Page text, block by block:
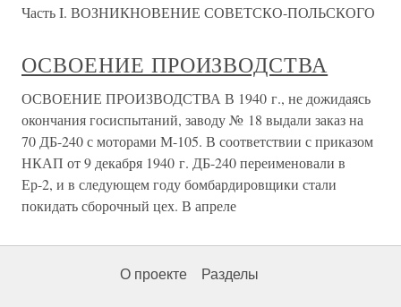
Часть I. ВОЗНИКНОВЕНИЕ СОВЕТСКО-ПОЛЬСКОГО
ОСВОЕНИЕ ПРОИЗВОДСТВА
ОСВОЕНИЕ ПРОИЗВОДСТВА В 1940 г., не дожидаясь
окончания госиспытаний, заводу № 18 выдали заказ на
70 ДБ-240 с моторами М-105. В соответствии с приказом
НКАП от 9 декабря 1940 г. ДБ-240 переименовали в
Ер-2, и в следующем году бомбардировщики стали
покидать сборочный цех. В апреле
О проекте Разделы